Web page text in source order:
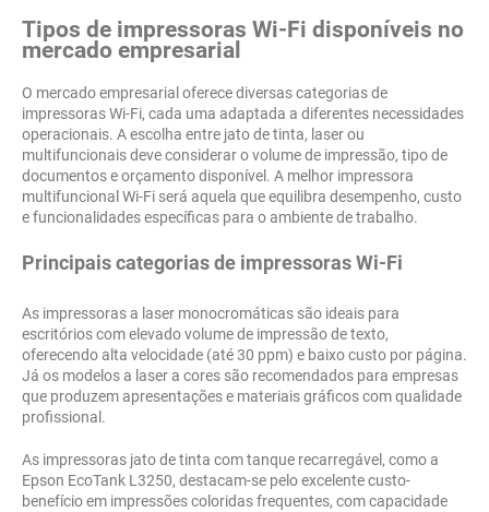
Tipos de impressoras Wi-Fi disponíveis no
mercado empresarial
O mercado empresarial oferece diversas categorias de
impressoras Wi-Fi, cada uma adaptada a diferentes necessidades
operacionais. A escolha entre jato de tinta, laser ou
multifuncionais deve considerar o volume de impressão, tipo de
documentos e orçamento disponível. A melhor impressora
multifuncional Wi-Fi será aquela que equilibra desempenho, custo
e funcionalidades específicas para o ambiente de trabalho.
Principais categorias de impressoras Wi-Fi
As impressoras a laser monocromáticas são ideais para
escritórios com elevado volume de impressão de texto,
oferecendo alta velocidade (até 30 ppm) e baixo custo por página.
Já os modelos a laser a cores são recomendados para empresas
que produzem apresentações e materiais gráficos com qualidade
profissional.
As impressoras jato de tinta com tanque recarregável, como a
Epson EcoTank L3250, destacam-se pelo excelente custo-
benefício em impressões coloridas frequentes, com capacidade